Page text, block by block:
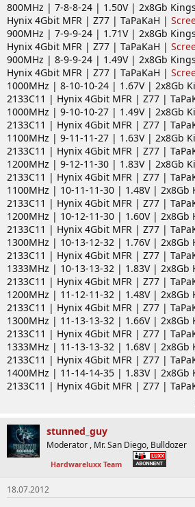
800MHz | 7-8-8-24 | 1.50V | 2x8Gb
Hynix 4Gbit MFR | Z77 | TaPaKaH |
900MHz | 7-9-9-24 | 1.71V | 2x8Gb
Hynix 4Gbit MFR | Z77 | TaPaKaH |
900MHz | 8-9-9-24 | 1.49V | 2x8Gb
Hynix 4Gbit MFR | Z77 | TaPaKaH |
1000MHz | 8-10-10-24 | 1.67V | 2x8Gb
2133C11 | Hynix 4Gbit MFR | Z77 |
1000MHz | 9-10-10-27 | 1.49V | 2x8Gb
2133C11 | Hynix 4Gbit MFR | Z77 |
1100MHz | 9-11-11-27 | 1.63V | 2x8Gb
2133C11 | Hynix 4Gbit MFR | Z77 |
1200MHz | 9-12-11-30 | 1.83V | 2x8Gb
2133C11 | Hynix 4Gbit MFR | Z77 |
1100MHz | 10-11-11-30 | 1.48V | 2x8Gb
2133C11 | Hynix 4Gbit MFR | Z77 |
1200MHz | 10-12-11-30 | 1.60V | 2x8Gb
2133C11 | Hynix 4Gbit MFR | Z77 |
1300MHz | 10-13-12-32 | 1.76V | 2x8Gb
2133C11 | Hynix 4Gbit MFR | Z77 |
1333MHz | 10-13-13-32 | 1.83V | 2x8Gb
2133C11 | Hynix 4Gbit MFR | Z77 |
1200MHz | 11-12-11-32 | 1.48V | 2x8Gb
2133C11 | Hynix 4Gbit MFR | Z77 |
1300MHz | 11-13-13-32 | 1.66V | 2x8Gb
2133C11 | Hynix 4Gbit MFR | Z77 |
1333MHz | 11-13-13-32 | 1.68V | 2x8Gb
2133C11 | Hynix 4Gbit MFR | Z77 |
1400MHz | 11-14-14-35 | 1.83V | 2x8Gb
2133C11 | Hynix 4Gbit MFR | Z77 |
stunned_guy
Moderator , Mr. San Diego, Bulldozer
Hardwareluxx Team
18.07.2012